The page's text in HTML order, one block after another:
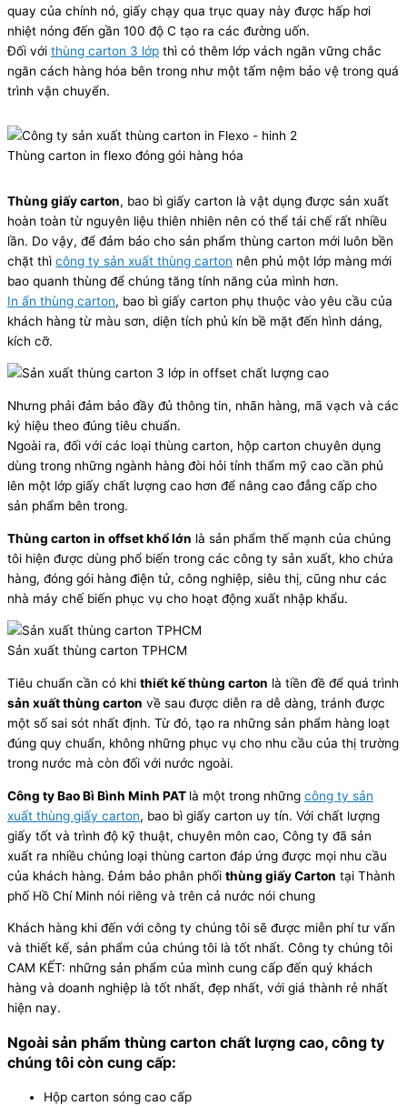
quay của chính nó, giấy chạy qua trục quay này được hấp hơi
nhiệt nóng đến gần 100 độ C tạo ra các đường uốn.
Đối với thùng carton 3 lớp thì có thêm lớp vách ngăn vững chắc
ngăn cách hàng hóa bên trong như một tấm nệm bảo vệ trong quá
trình vận chuyển.
Thùng carton in flexo đóng gói hàng hóa
Thùng giấy carton, bao bì giấy carton là vật dụng được sản xuất
hoàn toàn từ nguyên liệu thiên nhiên nên có thể tái chế rất nhiều
lần. Do vậy, để đảm bảo cho sản phẩm thùng carton mới luôn bền
chặt thì công ty sản xuất thùng carton nên phủ một lớp màng mới
bao quanh thùng để chúng tăng tính năng của mình hơn.
In ấn thùng carton, bao bì giấy carton phụ thuộc vào yêu cầu của
khách hàng từ màu sơn, diện tích phủ kín bề mặt đến hình dáng,
kích cỡ.
Nhưng phải đảm bảo đầy đủ thông tin, nhãn hàng, mã vạch và các
ký hiệu theo đúng tiêu chuẩn.
Ngoài ra, đối với các loại thùng carton, hộp carton chuyên dụng
dùng trong những ngành hàng đòi hỏi tính thẩm mỹ cao cần phủ
lên một lớp giấy chất lượng cao hơn để nâng cao đẳng cấp cho
sản phẩm bên trong.
Thùng carton in offset khổ lớn là sản phẩm thế mạnh của chúng
tôi hiện được dùng phổ biến trong các công ty sản xuất, kho chứa
hàng, đóng gói hàng điện tử, công nghiệp, siêu thị, cũng như các
nhà máy chế biến phục vụ cho hoạt động xuất nhập khẩu.
Sản xuất thùng carton TPHCM
Tiêu chuẩn cần có khi thiết kế thùng carton là tiền đề để quá trình
sản xuất thùng carton về sau được diễn ra dễ dàng, tránh được
một số sai sót nhất định. Từ đó, tạo ra những sản phẩm hàng loạt
đúng quy chuẩn, không những phục vụ cho nhu cầu của thị trường
trong nước mà còn đối với nước ngoài.
Công ty Bao Bì Bình Minh PAT là một trong những công ty sản
xuất thùng giấy carton, bao bì giấy carton uy tín. Với chất lượng
giấy tốt và trình độ kỹ thuật, chuyên môn cao, Công ty đã sản
xuất ra nhiều chủng loại thùng carton đáp ứng được mọi nhu cầu
của khách hàng. Đảm bảo phân phối thùng giấy Carton tại Thành
phố Hồ Chí Minh nói riêng và trên cả nước nói chung
Khách hàng khi đến với công ty chúng tôi sẽ được miễn phí tư vấn
và thiết kế, sản phẩm của chúng tôi là tốt nhất. Công ty chúng tôi
CAM KẾT: những sản phẩm của mình cung cấp đến quý khách
hàng và doanh nghiệp là tốt nhất, đẹp nhất, với giá thành rẻ nhất
hiện nay.
Ngoài sản phẩm thùng carton chất lượng cao, công ty
chúng tôi còn cung cấp:
Hộp carton sóng cao cấp